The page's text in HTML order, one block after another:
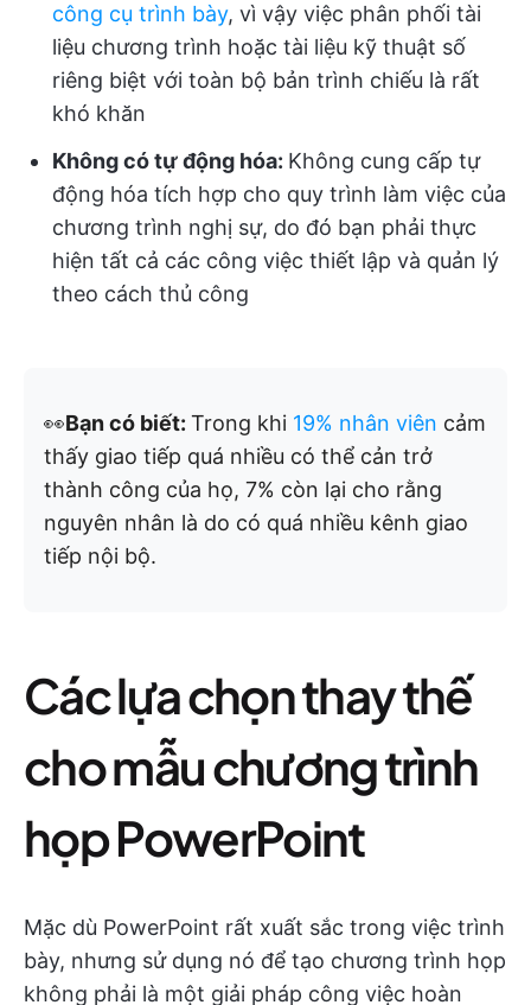
công cụ trình bày, vì vậy việc phân phối tài
liệu chương trình hoặc tài liệu kỹ thuật số
riêng biệt với toàn bộ bản trình chiếu là rất
khó khăn
Không có tự động hóa: Không cung cấp tự
động hóa tích hợp cho quy trình làm việc của
chương trình nghị sự, do đó bạn phải thực
hiện tất cả các công việc thiết lập và quản lý
theo cách thủ công
👀Bạn có biết: Trong khi 19% nhân viên cảm
thấy giao tiếp quá nhiều có thể cản trở
thành công của họ, 7% còn lại cho rằng
nguyên nhân là do có quá nhiều kênh giao
tiếp nội bộ.
Các lựa chọn thay thế
cho mẫu chương trình
họp PowerPoint
Mặc dù PowerPoint rất xuất sắc trong việc trình
bày, nhưng sử dụng nó để tạo chương trình họp
không phải là một giải pháp công việc hoàn